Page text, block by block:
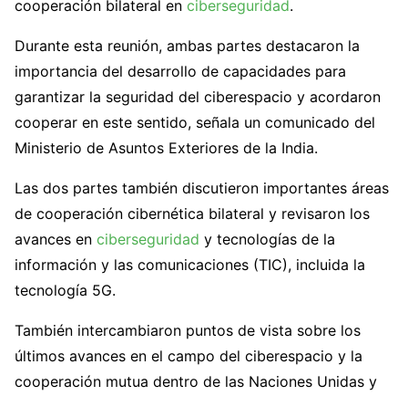
cooperación bilateral en ciberseguridad.
Durante esta reunión, ambas partes destacaron la
importancia del desarrollo de capacidades para
garantizar la seguridad del ciberespacio y acordaron
cooperar en este sentido, señala un comunicado del
Ministerio de Asuntos Exteriores de la India.
Las dos partes también discutieron importantes áreas
de cooperación cibernética bilateral y revisaron los
avances en ciberseguridad y tecnologías de la
información y las comunicaciones (TIC), incluida la
tecnología 5G.
También intercambiaron puntos de vista sobre los
últimos avances en el campo del ciberespacio y la
cooperación mutua dentro de las Naciones Unidas y